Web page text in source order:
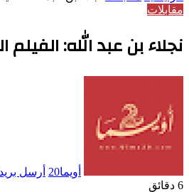
مقابلات
نجلاء بن عبد الله:
أويما20 أرسل
6 دقائق